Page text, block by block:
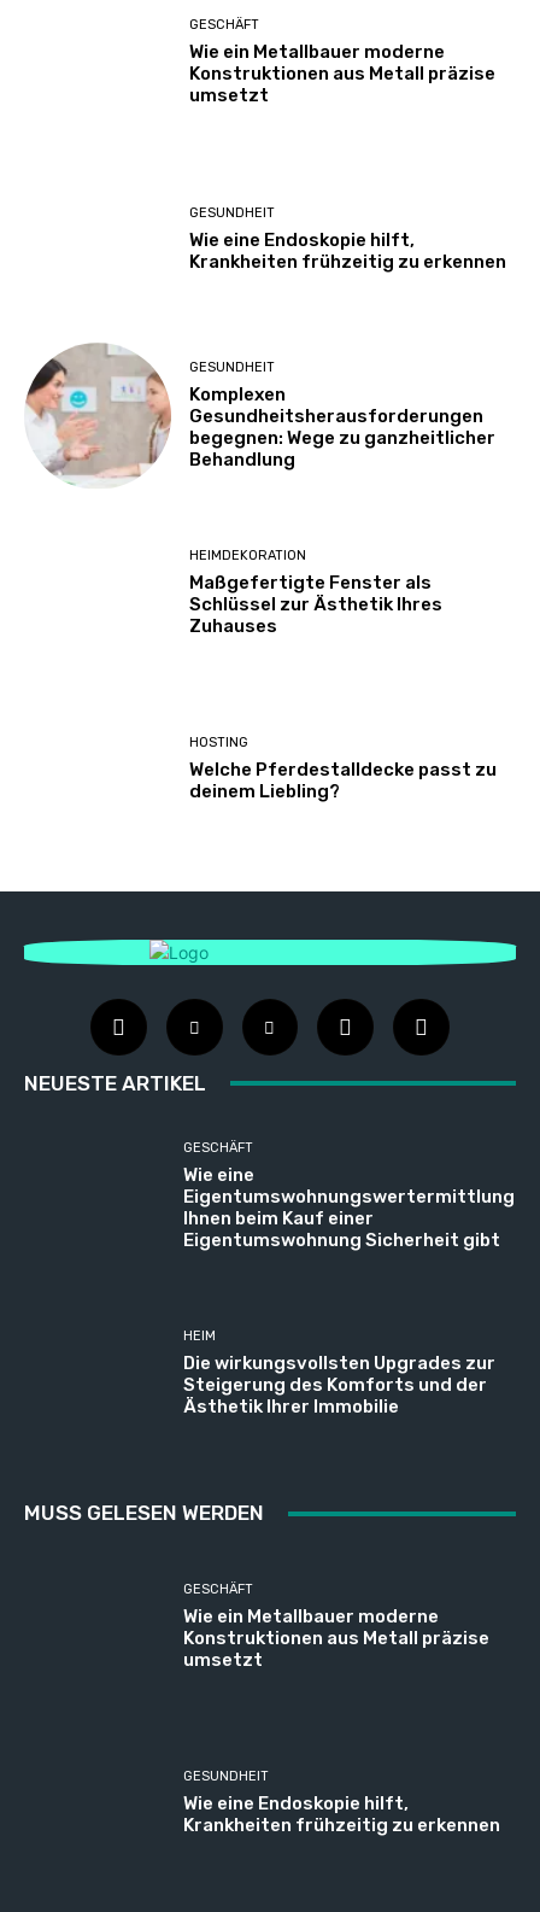
GESCHÄFT
Wie ein Metallbauer moderne
Konstruktionen aus Metall präzise
umsetzt
GESUNDHEIT
Wie eine Endoskopie hilft,
Krankheiten frühzeitig zu erkennen
GESUNDHEIT
Komplexen
Gesundheitsherausforderungen
begegnen: Wege zu ganzheitlicher
Behandlung
HEIMDEKORATION
Maßgefertigte Fenster als
Schlüssel zur Ästhetik Ihres
Zuhauses
HOSTING
Welche Pferdestalldecke passt zu
deinem Liebling?
NEUESTE ARTIKEL
GESCHÄFT
Wie eine
Eigentumswohnungswertermittlung
Ihnen beim Kauf einer
Eigentumswohnung Sicherheit gibt
HEIM
Die wirkungsvollsten Upgrades zur
Steigerung des Komforts und der
Ästhetik Ihrer Immobilie
MUSS GELESEN WERDEN
GESCHÄFT
Wie ein Metallbauer moderne
Konstruktionen aus Metall präzise
umsetzt
GESUNDHEIT
Wie eine Endoskopie hilft,
Krankheiten frühzeitig zu erkennen